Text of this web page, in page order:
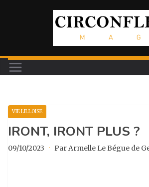
VIE LILLOISE
IRONT, IRONT PLUS ?
09/10/2023 · Par Armelle Le Bégue de